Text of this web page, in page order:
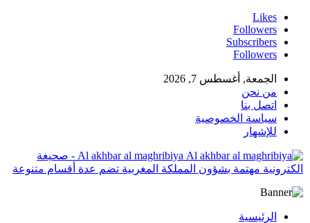
Likes
Followers
Subscribers
Followers
الجمعة, أغسطس 7, 2026
من نحن
اتصل بنا
سياسة الخصوصية
للإشهار
Al akhbar al maghribiya - صحيغة
الكترونية مهتمة بشؤون المملكة المغربية تضم عدة أقسام متنوعة
الرئيسية